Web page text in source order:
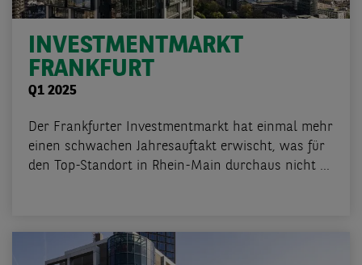
INVESTMENTMARKT
FRANKFURT
Q1 2025
Der Frankfurter Investmentmarkt hat einmal mehr
einen schwachen Jahresauftakt erwischt, was für
den Top-Standort in Rhein-Main durchaus nicht ...